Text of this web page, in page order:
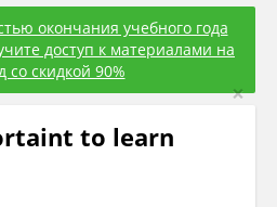
окончания учебного года
доступ к материалами на
со скидкой 90%
×
to learn